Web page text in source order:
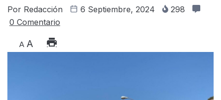
Por Redacción 6 Septiembre, 2024
298
0 Comentario
A A